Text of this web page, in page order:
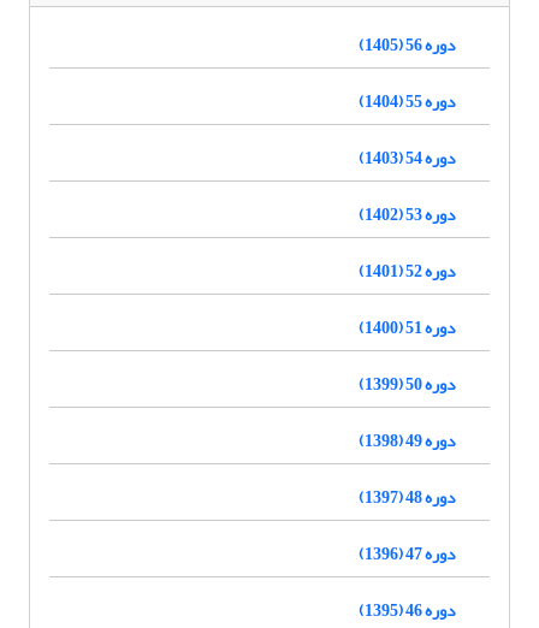
دوره 56 (1405)
دوره 55 (1404)
دوره 54 (1403)
دوره 53 (1402)
دوره 52 (1401)
دوره 51 (1400)
دوره 50 (1399)
دوره 49 (1398)
دوره 48 (1397)
دوره 47 (1396)
دوره 46 (1395)